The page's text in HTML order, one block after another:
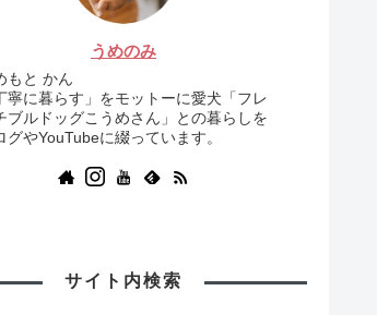
うめのみ
もと かん
寧に暮らす」をモットーに愛犬「フレ
ブルドッグこうめさん」との暮らしを
グやYouTubeに綴っています。
サイト内検索